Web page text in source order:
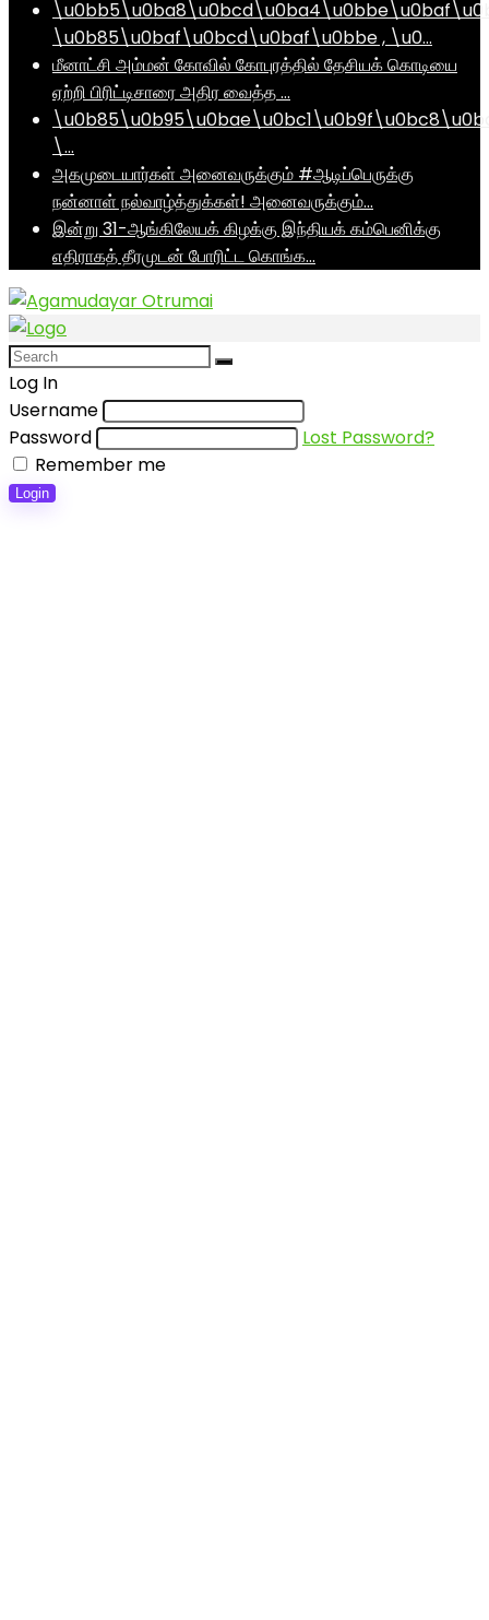
\u0b85\u0baf\u0bcd\u0baf\u0bbe , \u0…
மீனாட்சி அம்மன் கோவில் கோபுரத்தில் தேசியக் கொடியை
ஏற்றி பிரிட்டிசாரை அதிர வைத்த …
\…
அகமுடையார்கள் அனைவருக்கும் #ஆடிப்பெருக்கு
நன்னாள் நல்வாழ்த்துக்கள்! அனைவருக்கும்…
இன்று 31-ஆங்கிலேயக் கிழக்கு இந்தியக் கம்பெனிக்கு
எதிராகத் தீரமுடன் போரிட்ட கொங்க…
Log In
Username
Password
Lost Password?
Remember me
Login